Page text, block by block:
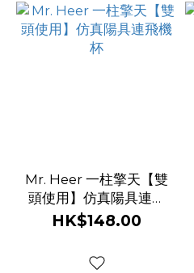
Mr. Heer 一柱擎天【雙
頭使用】仿真陽具連飛
機杯
HK$148.00